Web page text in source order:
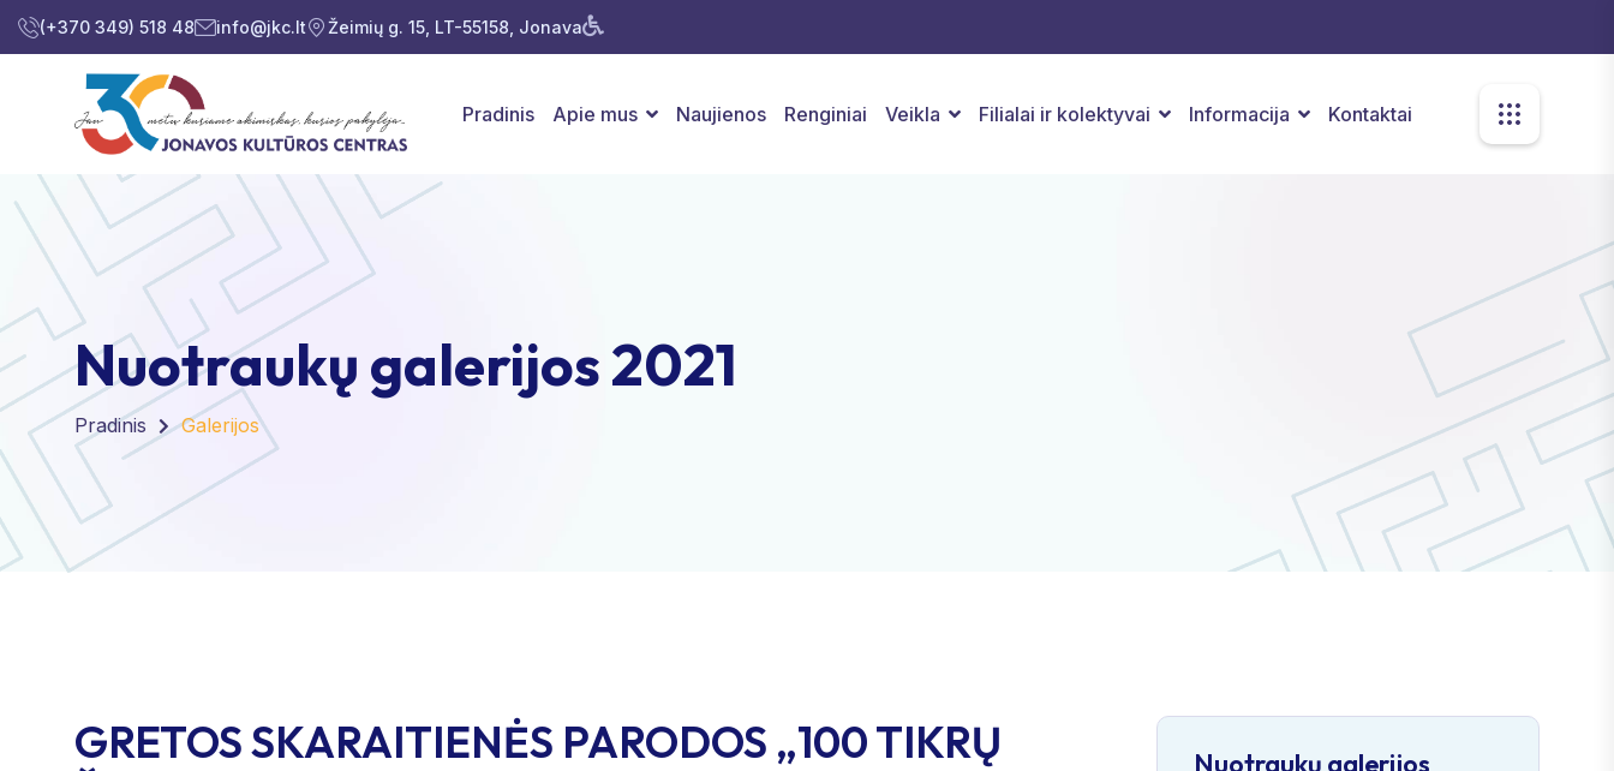
(+370 349) 518 48 info@jkc.lt Žeimių g. 15, LT-55158, Jonava
Pradinis Apie mus Naujienos Renginiai Veikla Filialai ir kolektyvai Informacija Kontaktai
Nuotraukų galerijos 2021
Pradinis Galerijos
GRETOS SKARAITIENĖS PARODOS „100 TIKRŲ
Nuotraukų galerijos